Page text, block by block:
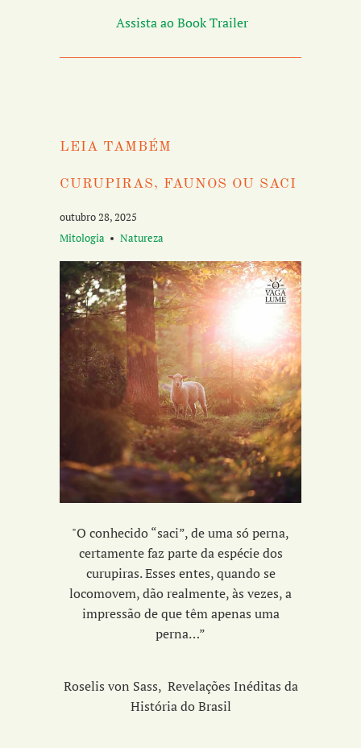
Assista ao Book Trailer
LEIA TAMBÉM
CURUPIRAS, FAUNOS OU SACI
outubro 28, 2025
Mitologia
Natureza
"O conhecido “saci”, de uma só perna,
certamente faz parte da espécie dos
curupiras. Esses entes, quando se
locomovem, dão realmente, às vezes, a
impressão de que têm apenas uma
perna…”
Roselis von Sass, Revelações Inéditas da
História do Brasil